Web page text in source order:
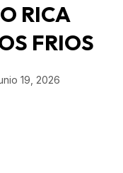
RICA
FRIOS
19, 2026